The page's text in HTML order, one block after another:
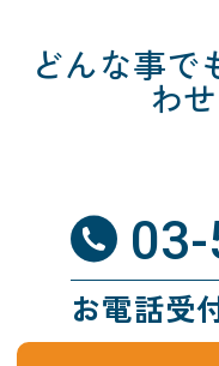
どんな事で
わ
お電話受